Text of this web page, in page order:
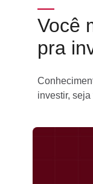
Você
pra
investir,